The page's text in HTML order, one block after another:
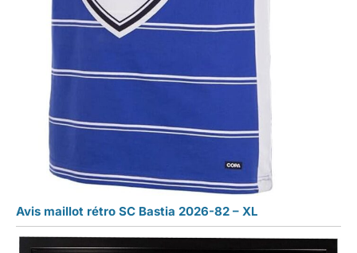
Avis maillot rétro SC Bastia 2026-82 – XL